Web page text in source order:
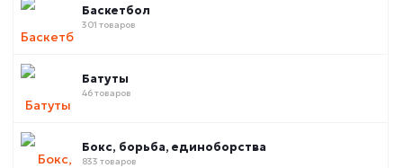
Баскетбол
301 товаров
Батуты
46 товаров
Бокс, борьба, единоборства
833 товаров